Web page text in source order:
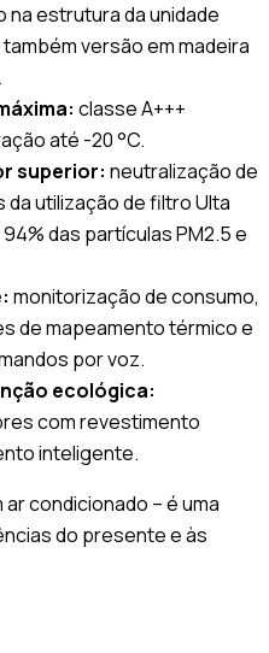
na estrutura da unidade
versão em madeira
classe A+++
até -20 °C.
superior: neutralização de
utilização de filtro Ulta
das partículas PM2.5 e
monitorização de consumo,
de mapeamento térmico e
por voz.
ecológica:
com revestimento
inteligente.
condicionado – é uma
do presente e às